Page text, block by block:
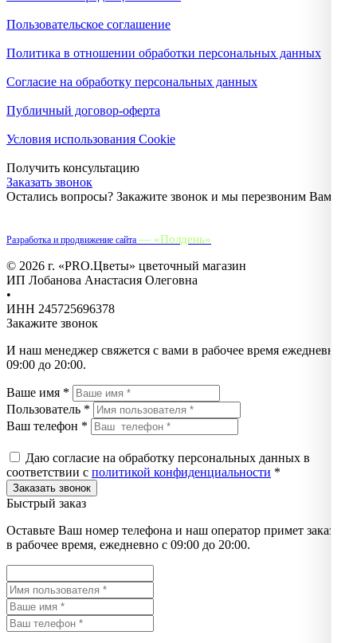
Пользовательское соглашение
Политика в отношении обработки персональных данных
Согласие на обработку персональных данных
Публичный договор-оферта
Условия использования Cookie
Получить консультацию
Заказать звонок
Остались вопросы? Закажите звонок и мы перезвоним Вам.
Разработка и продвижение сайта — «Полдень»
© 2026 г. «PRO.Цветы» цветочный магазин
ИП Лобанова Анастасия Олеговна
•
ИНН 245725696378
Закажите звонок
И наш менеджер свяжется с вами в рабочее время ежедневно с
09:00 до 20:00.
Ваше имя *
Пользователь *
Ваш телефон *
Даю согласие на обработку персональных данных в
соответствии с политикой конфиденциальности *
Быстрый заказ
Оставьте Ваш номер телефона и наш оператор примет заказ
в рабочее время, ежедневно с 09:00 до 20:00.